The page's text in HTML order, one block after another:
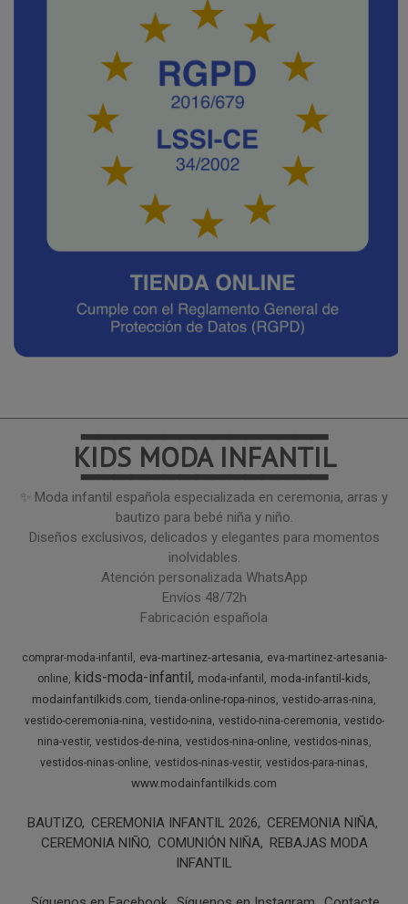
━━━━━━━━━━━━━━━
KIDS MODA INFANTIL
━━━━━━━━━━━━━━━
✨ Moda infantil española especializada en ceremonia, arras y
bautizo para bebé niña y niño.
Diseños exclusivos, delicados y elegantes para momentos
inolvidables.
Atención personalizada WhatsApp
Envíos 48/72h
Fabricación española
comprar-moda-infantil eva-martinez-artesania
eva-martinez-artesania-
online kids-moda-infantil moda-infantil
moda-infantil-kids
modainfantilkids.com tienda-online-ropa-ninos vestido-arras-nina
vestido-ceremonia-nina vestido-nina vestido-nina-ceremonia vestido-
nina-vestir vestidos-de-nina vestidos-nina-online vestidos-ninas
vestidos-ninas-online vestidos-ninas-vestir vestidos-para-ninas
www.modainfantilkids.com
BAUTIZO CEREMONIA INFANTIL 2026
CEREMONIA NIÑA
CEREMONIA NIÑO COMUNIÓN NIÑA REBAJAS MODA
INFANTIL